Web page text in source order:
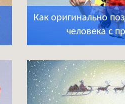
Как оригинально
человека с